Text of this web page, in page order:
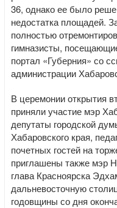
36, однако ее было
недостатка площадей.
полностью
гимназисты,
портал «Губерния» со
администрации
В церемонии открытия
приняли участие мэр
депутаты городской
Хабаровского края,
почетных гостей на
приглашены также мэр
глава Красноярска
дальневосточную
годовщины со дня